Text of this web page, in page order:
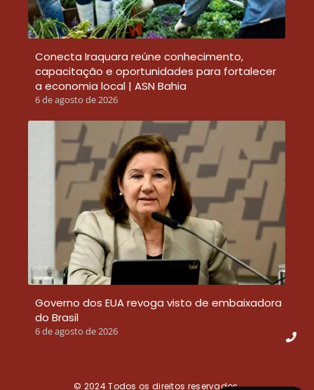
Conecta Iraquara reúne conhecimento,
capacitação e oportunidades para fortalecer
a economia local | ASN Bahia
6 de agosto de 2026
Governo dos EUA revoga visto de embaixadora
do Brasil
6 de agosto de 2026
© 2024Todos os direitos reservados